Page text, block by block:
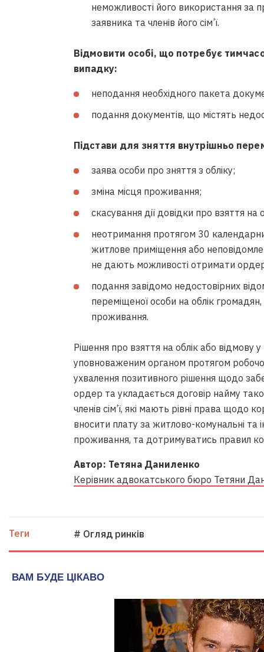
неможливості його використання за
заявника та членів його сім’ї.
Відмовити особі, що потребує
випадку:
неподання необхідного пакета
подання документів, що містять
Підстави для зняття внутрішньо
заява особи про зняття з обліку;
зміна місця проживання;
скасування дії довідки про взяття
неотримання протягом 30
житлове приміщення або
не дають можливості отримати
подання завідомо недостовірних
переміщеної особи на облік
проживання.
Рішення про взяття на облік або відмову
уповноваженим органом протягом
ухвалення позитивного рішення щодо
ордер та укладається договір найму
членів сім’ї, які мають рівні права щодо
вносити плату за житлово-комунальні та
проживання, та дотримуватись правил
Автор: Тетяна Даниленко
Керівник адвокатського бюро Тетяни
Теги # Огляд ринків